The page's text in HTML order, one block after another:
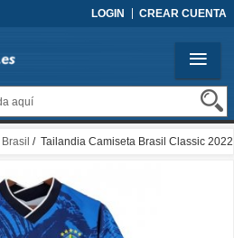
LOGIN CREAR CUENTA
Brasil / Tailandia Camiseta Brasil Classic 2022